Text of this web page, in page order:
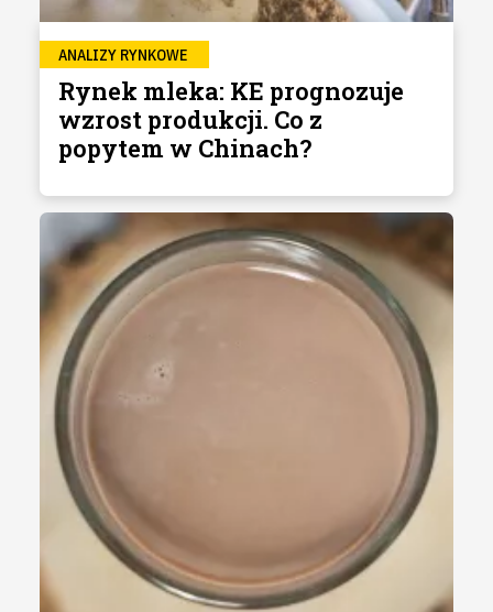
ANALIZY RYNKOWE
Rynek mleka: KE prognozuje
wzrost produkcji. Co z
popytem w Chinach?